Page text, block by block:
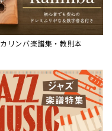
カリンバ楽譜集・教則本